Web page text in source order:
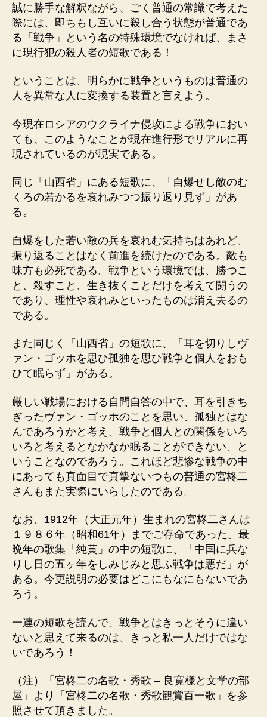
誠に勝手な解釈ながら、ごく普通の常識で考えた
際には、即ちもし互いに殺し合う状態が普通であ
る「戦争」という名の特殊環境でなければ、まさ
に現行犯の殺人者の短歌である！
ということは、明らかに戦争というものは普通の
人を異常な人に変換する装置と言えよう。
今現在ロシアのウクライナ侵攻による戦争におい
ても、このようなことが現在進行形でリアルに再
現されているのが現実である。
同じ「山西省」にある短歌に、「自爆せし敵のむ
くろの若かるを哀れみつつ振り返り見ず」があ
る。
自爆をした若い敵の兵を哀れむ気持ちはあれど、
振り返ることはなく前進を続けたのである。敵も
味方も必死である。戦争という環境では、勝つこ
と、殺すこと、生き抜くことだけを考えて闘うの
であり、理性や哀れみといったものは消え去るの
である。
また同じく「山西省」の短歌に、「耳を切りしヴ
ァン・ゴッホを思ひ孤独を思ひ戦争と個人をおも
ひて眠らず」がある。
厳しい戦場における自問自答の中で、耳を引きち
ぎったヴァン・ゴッホのことを思い、孤独とはな
んであろうかと考え、戦争と個人との関係をいろ
いろと考えるとなかなか眠ることができない、と
いうことなのであろう。これほど悲惨な戦争の中
にあっても真面目で真摯ないつもの普通の宮柊二
さんもまた実際にいらしたのである。
なお、1912年（大正元年）生まれの宮柊二さんは
１９８６年（昭和61年）までご存命であった。最
晩年の歌集「純黄」の中の短歌に、「中国に兵な
りし日の五ヶ年をしみじみと思ふ戦争は悪だ」が
ある。今更説明の必要はどこにもなにもないであ
ろう。
一連の短歌を読んで、戦争とはきっとそうに違い
ないと思えて来るのは、きっと私一人だけではな
いであろう！
（注）「宮柊二の名歌・秀歌 – 良寛様と文学の部
屋」より「宮柊二の名歌・秀歌観賞百一歌」を参
照させて頂きました。